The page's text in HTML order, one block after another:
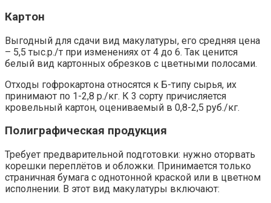
Картон
Выгодный для сдачи вид макулатуры, его средняя цена
– 5,5 тыс.р./т при изменениях от 4 до 6. Так ценится
белый вид картонных обрезков с цветными полосами.
Отходы гофрокартона относятся к Б-типу сырья, их
принимают по 1-2,8 р./кг. К 3 сорту причисляется
кровельный картон, оцениваемый в 0,8-2,5 руб./кг.
Полиграфическая продукция
Требует предварительной подготовки: нужно оторвать
корешки переплётов и обложки. Принимается только
страничная бумага с однотонной краской или в цветном
исполнении. В этот вид макулатуры включают: